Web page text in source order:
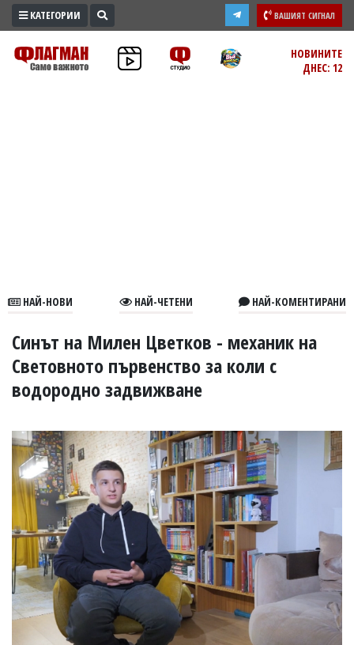
ПРОМО
ЗОНА
В
УКРАЙНА
СПОРТ
РАЗСЛЕДВАНЕ
БИЗНЕС
ЮГ
Управители:
Веселин
Василев,
email:
v.vasilev@flagman.bg
Катя
Касабова,
еmail: k.kassabova@flagman.bg
КАТЕГОРИИ ВАШИЯТ СИГНАЛ
НОВИНИТЕ
ДНЕС: 12
НАЙ-НОВИ НАЙ-ЧЕТЕНИ НАЙ-КОМЕНТИРАНИ
Синът на Милен Цветков - механик на
Световното първенство за коли с
водородно задвижване